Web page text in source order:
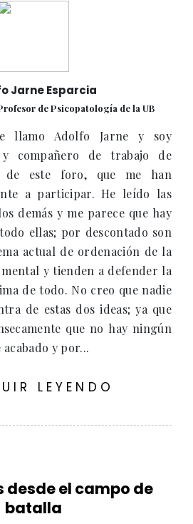
Jarne Esparcia
de Psicopatología de la UB
llamo Adolfo Jarne y soy
compañero de trabajo de
de este foro, que me han
a participar. He leído las
demás y me parece que hay
ellas; por descontado son
actual de ordenación de la
y tienden a defender la
de todo. No creo que nadie
de estas dos ideas; ya que
que no hay ningún
y por...
LEYENDO
desde el campo de
batalla